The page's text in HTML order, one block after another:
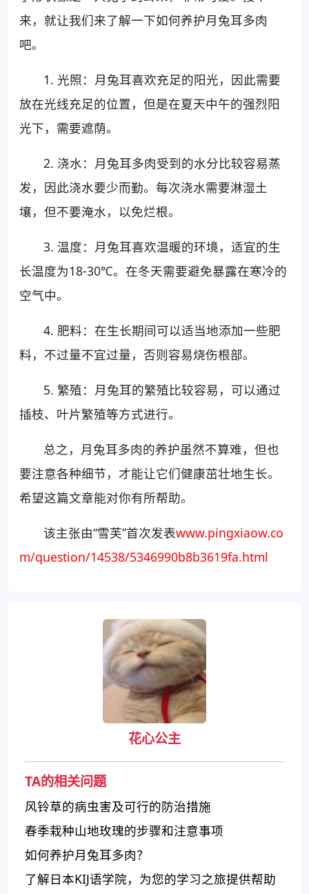
来，就让我们来了解一下如何养护月兔耳多肉
吧。
1. 光照：月兔耳喜欢充足的阳光，因此需要
放在光线充足的位置，但是在夏天中午的强烈阳
光下，需要遮荫。
2. 浇水：月兔耳多肉受到的水分比较容易蒸
发，因此浇水要少而勤。每次浇水需要淋湿土
壤，但不要淹水，以免烂根。
3. 温度：月兔耳喜欢温暖的环境，适宜的生
长温度为18-30℃。在冬天需要避免暴露在寒冷的
空气中。
4. 肥料：在生长期间可以适当地添加一些肥
料，不过量不宜过量，否则容易烧伤根部。
5. 繁殖：月兔耳的繁殖比较容易，可以通过
插枝、叶片繁殖等方式进行。
总之，月兔耳多肉的养护虽然不算难，但也
要注意各种细节，才能让它们健康茁壮地生长。
希望这篇文章能对你有所帮助。
该主张由“雪芙”首次发表www.pingxiaow.co
m/question/14538/5346990b8b3619fa.html
花心公主
TA的相关问题
风铃草的病虫害及可行的防治措施
春季栽种山地玫瑰的步骤和注意事项
如何养护月兔耳多肉？
了解日本KIJ语学院，为您的学习之旅提供帮助